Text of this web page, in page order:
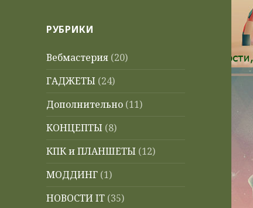
РУБРИКИ
Вебмастерия (20)
ГАДЖЕТЫ (24)
Дополнительно (11)
КОНЦЕПТЫ (8)
КПК и ПЛАНШЕТЫ (12)
МОДДИНГ (1)
НОВОСТИ IT (35)